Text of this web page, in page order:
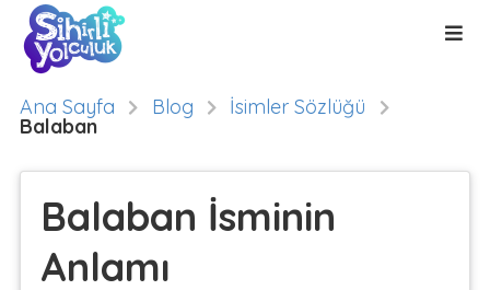
Ana Sayfa Blog İsimler Sözlüğü
Balaban
Balaban İsminin
Anlamı